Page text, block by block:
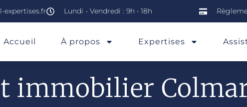
expertises.fr Lundi - Vendredi : 9h • 18h
Accueil À propos Expertises
immobilier